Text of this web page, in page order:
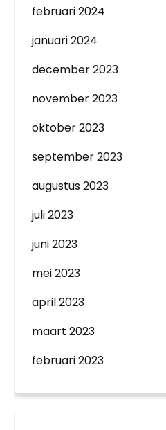
februari 2024
januari 2024
december 2023
november 2023
oktober 2023
september 2023
augustus 2023
juli 2023
juni 2023
mei 2023
april 2023
maart 2023
februari 2023